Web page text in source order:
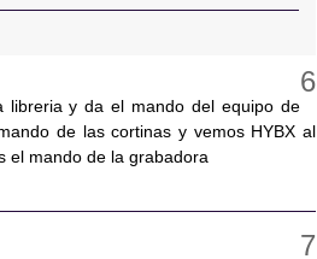
y da el mando del equipo de
de las cortinas y vemos HYBX al
el mando de la grabadora